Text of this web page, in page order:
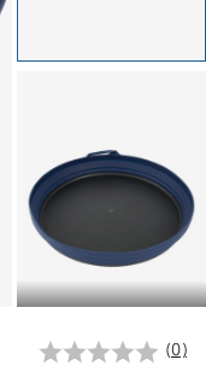
(0)